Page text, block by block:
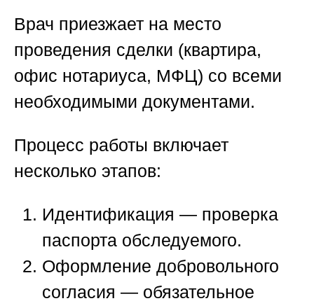
Врач приезжает на место
проведения сделки (квартира,
офис нотариуса, МФЦ) со всеми
необходимыми документами.
Процесс работы включает
несколько этапов:
Идентификация — проверка
паспорта обследуемого.
Оформление добровольного
согласия — обязательное